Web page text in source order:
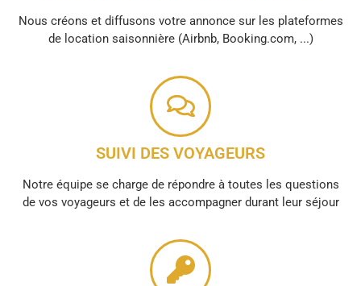
Nous créons et diffusons votre annonce sur les plateformes
de location saisonnière (Airbnb, Booking.com, ...)
SUIVI DES VOYAGEURS
Notre équipe se charge de répondre à toutes les questions
de vos voyageurs et de les accompagner durant leur séjour